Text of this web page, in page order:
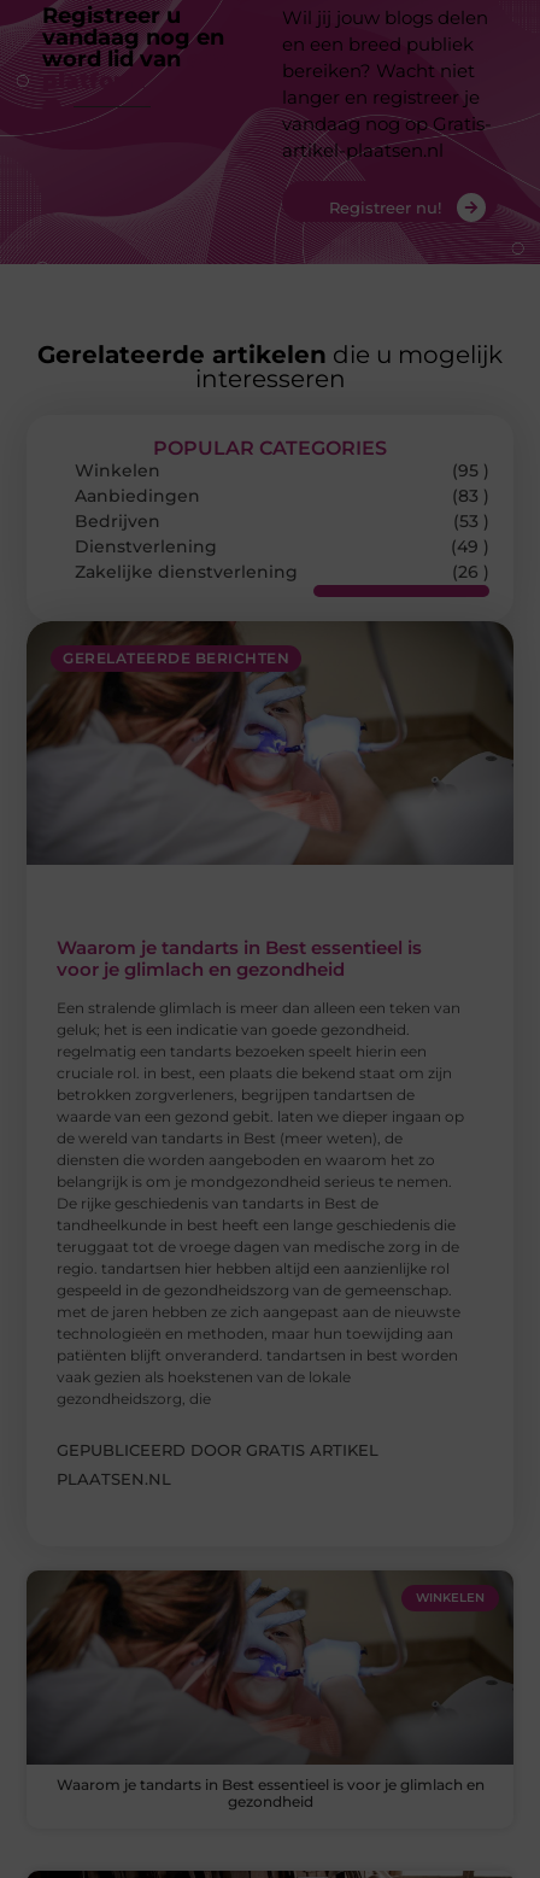
Registreer u
vandaag nog en
word lid van
platform
Wil jij jouw blogs delen
en een breed publiek
bereiken? Wacht niet
langer en registreer je
vandaag nog op Gratis-
artikel-plaatsen.nl
Registreer nu!
Gerelateerde artikelen die u mogelijk
interesseren
GERELATEERDE BERICHTEN
Waarom je tandarts in Best essentieel is
voor je glimlach en gezondheid
Een stralende glimlach is meer dan alleen een teken van
geluk; het is een indicatie van goede gezondheid.
regelmatig een tandarts bezoeken speelt hierin een
cruciale rol. in best, een plaats die bekend staat om zijn
betrokken zorgverleners, begrijpen tandartsen de
waarde van een gezond gebit. laten we dieper ingaan op
de wereld van tandarts in Best (meer weten), de
diensten die worden aangeboden en waarom het zo
belangrijk is om je mondgezondheid serieus te nemen.
De rijke geschiedenis van tandarts in Best de
tandheelkunde in best heeft een lange geschiedenis die
teruggaat tot de vroege dagen van medische zorg in de
regio. tandartsen hier hebben altijd een aanzienlijke rol
gespeeld in de gezondheidszorg van de gemeenschap.
met de jaren hebben ze zich aangepast aan de nieuwste
technologieën en methoden, maar hun toewijding aan
patiënten blijft onveranderd. tandartsen in best worden
vaak gezien als hoekstenen van de lokale
gezondheidszorg, die
GEPUBLICEERD DOOR GRATIS ARTIKEL
PLAATSEN.NL
POPULAR CATEGORIES
Winkelen
(95 )
Aanbiedingen
(83 )
Bedrijven
(53 )
Dienstverlening
(49 )
Zakelijke dienstverlening
(26 )
WINKELEN
Waarom je tandarts in Best essentieel is voor je glimlach en
gezondheid